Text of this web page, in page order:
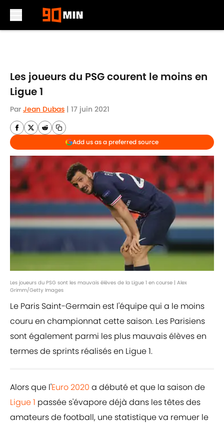
Les joueurs du PSG courent le moins en
Ligue 1
Par Jean Dubas | 17 juin 2021
Add us as a preferred source
Les joueurs du PSG sont les mauvais élèves de la Ligue 1 en course | Alex
Grimm/Getty Images
Le Paris Saint-Germain est l'équipe qui a le moins
couru en championnat cette saison. Les Parisiens
sont également parmi les plus mauvais élèves en
termes de sprints réalisés en Ligue 1.
Alors que l'Euro 2020 a débuté et que la saison de
Ligue 1 passée s'évapore déjà dans les têtes des
amateurs de football, une statistique va remuer le